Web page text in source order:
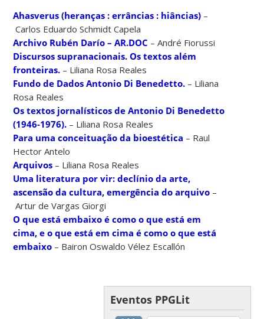
Ahasverus (heranças : errâncias : hiâncias) –
Carlos Eduardo Schmidt Capela
Archivo Rubén Darío – AR.DOC – André Fiorussi
Discursos supranacionais. Os textos além
fronteiras. – Liliana Rosa Reales
Fundo de Dados Antonio Di Benedetto. – Liliana
Rosa Reales
Os textos jornalísticos de Antonio Di Benedetto
(1946-1976). – Liliana Rosa Reales
Para uma conceituação da bioestética – Raul
Hector Antelo
Arquivos – Liliana Rosa Reales
Uma literatura por vir: declínio da arte,
ascensão da cultura, emergência do arquivo –
Artur de Vargas Giorgi
O que está embaixo é como o que está em
cima, e o que está em cima é como o que está
embaixo – Bairon Oswaldo Vélez Escallón
Eventos PPGLit